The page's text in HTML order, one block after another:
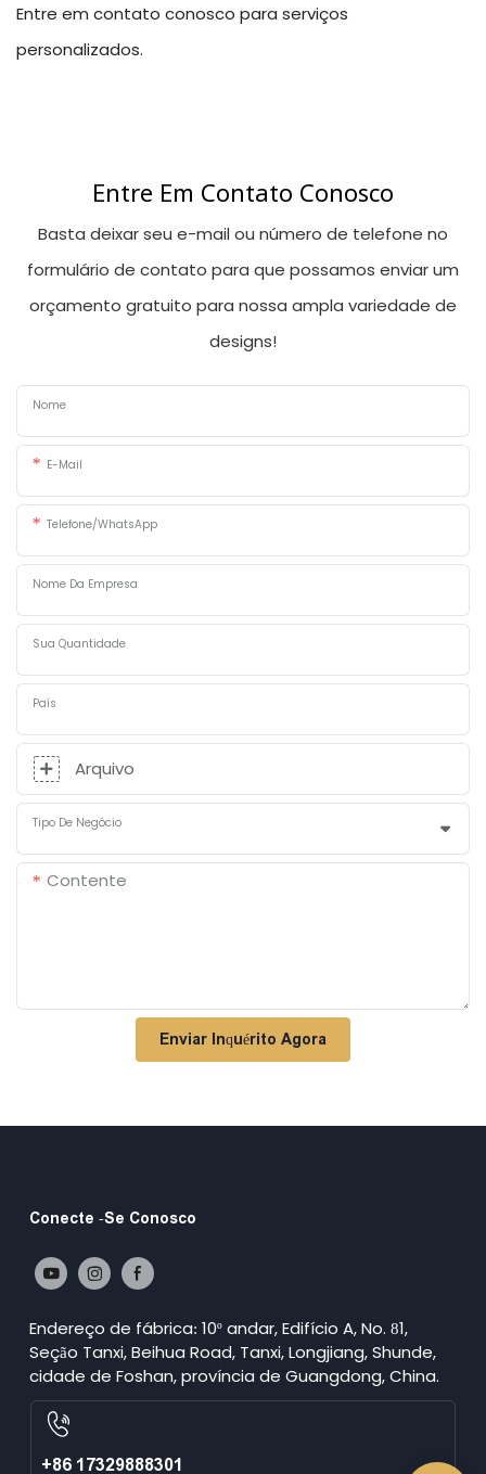
Entre em contato conosco para serviços
personalizados.
Entre Em Contato Conosco
Basta deixar seu e-mail ou número de telefone no
formulário de contato para que possamos enviar um
orçamento gratuito para nossa ampla variedade de
designs!
Nome
E-Mail
Telefone/WhatsApp
Nome Da Empresa
Sua Quantidade
País
Arquivo
Tipo De Negócio
Contente
Enviar Inquérito Agora
Conecte -se Conosco
Endereço de fábrica: 10º andar, Edifício A, No. 81,
Seção Tanxi, Beihua Road, Tanxi, Longjiang, Shunde,
cidade de Foshan, província de Guangdong, China.
+86 17329888301